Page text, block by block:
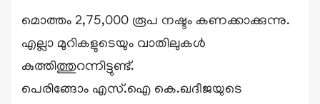
മൊത്തം 2,75,000 രൂപ നഷ്ടം കണക്കാക്കുന്നു.
എല്ലാ മുറികളുടെയും വാതിലുകള്‍
കുത്തിത്തുറന്നിട്ടുണ്ട്.
പെരിങ്ങോം എസ്.ഐ കെ.ഖദീജയുടെ